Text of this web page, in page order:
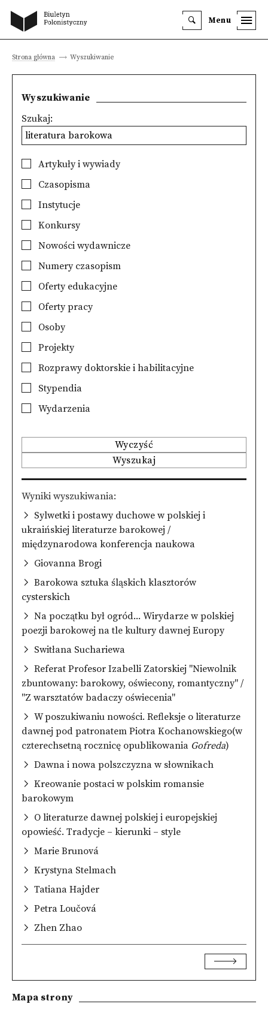
Menu
Strona główna Wyszukiwanie
Wyszukiwanie
Szukaj:
Artykuły i wywiady
Czasopisma
Instytucje
Konkursy
Nowości wydawnicze
Numery czasopism
Oferty edukacyjne
Oferty pracy
Osoby
Projekty
Rozprawy doktorskie i habilitacyjne
Stypendia
Wydarzenia
Wyczyść
Wyszukaj
Wyniki wyszukiwania
Sylwetki i postawy duchowe w polskiej i
ukraińskiej literaturze barokowej /
międzynarodowa konferencja naukowa
Giovanna Brogi
Barokowa sztuka śląskich klasztorów
cysterskich
Na początku był ogród... Wirydarze w polskiej
poezji barokowej na tle kultury dawnej Europy
Switłana Suchariewa
Referat Profesor Izabelli Zatorskiej "Niewolnik
zbuntowany: barokowy, oświecony, romantyczny" /
"Z warsztatów badaczy oświecenia"
W poszukiwaniu nowości. Refleksje o literaturze
dawnej pod patronatem Piotra Kochanowskiego(w
czterechsetną rocznicę opublikowania Gofreda)
Dawna i nowa polszczyzna w słownikach
Kreowanie postaci w polskim romansie
barokowym
O literaturze dawnej polskiej i europejskiej
opowieść. Tradycje – kierunki – style
Marie Brunová
Krystyna Stelmach
Tatiana Hajder
Petra Loučová
Zhen Zhao
Mapa strony